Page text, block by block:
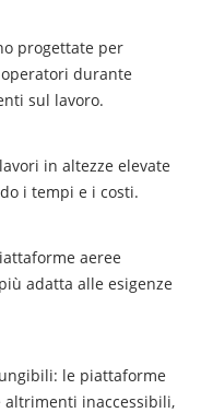
progettate per
durante
sul lavoro.
in altezze elevate
i tempi e i costi.
aeree
adatta alle esigenze
le piattaforme
altrimenti inaccessibili,